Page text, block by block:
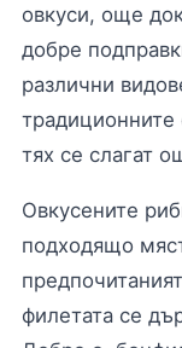
овкуси, още
добре
различни
тях се слагат
Овкусените
подходящо
филетата се